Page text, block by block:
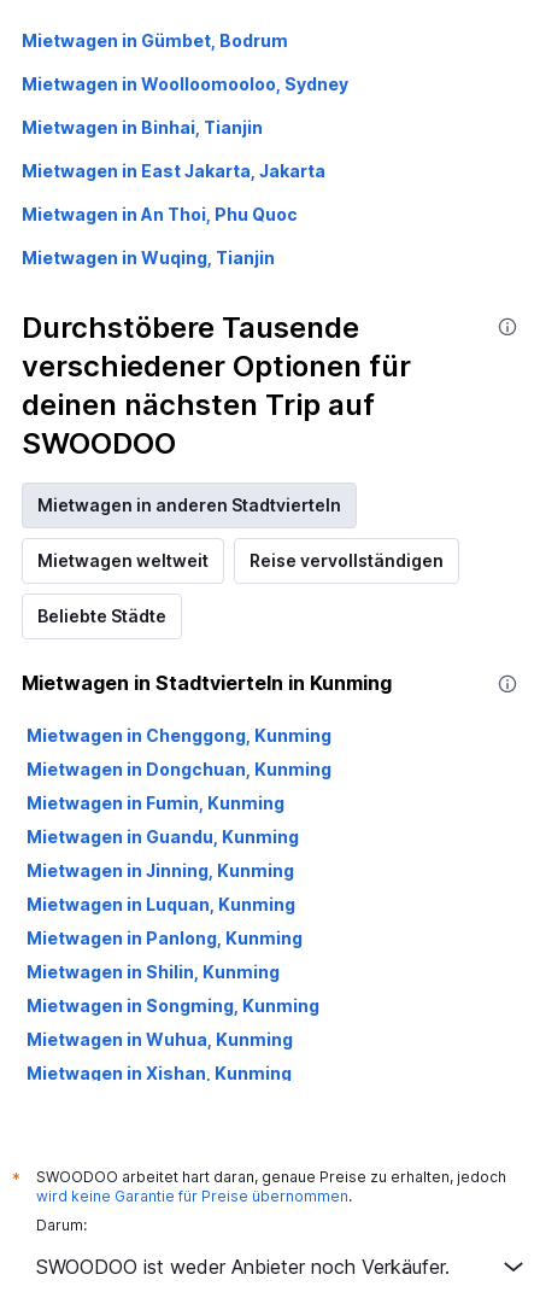
Mietwagen in Gümbet, Bodrum
Mietwagen in Woolloomooloo, Sydney
Mietwagen in Binhai, Tianjin
Mietwagen in East Jakarta, Jakarta
Mietwagen in An Thoi, Phu Quoc
Mietwagen in Wuqing, Tianjin
Durchstöbere Tausende
verschiedener Optionen für
deinen nächsten Trip auf
SWOODOO
Mietwagen in anderen Stadtvierteln
Mietwagen weltweit Reise vervollständigen
Beliebte Städte
Mietwagen in Stadtvierteln in Kunming
Mietwagen in Chenggong, Kunming
Mietwagen in Dongchuan, Kunming
Mietwagen in Fumin, Kunming
Mietwagen in Guandu, Kunming
Mietwagen in Jinning, Kunming
Mietwagen in Luquan, Kunming
Mietwagen in Panlong, Kunming
Mietwagen in Shilin, Kunming
Mietwagen in Songming, Kunming
Mietwagen in Wuhua, Kunming
Mietwagen in Xishan, Kunming
*
SWOODOO arbeitet hart daran, genaue Preise zu erhalten, jedoch
wird keine Garantie für Preise übernommen.
Darum:
SWOODOO ist weder Anbieter noch Verkäufer.